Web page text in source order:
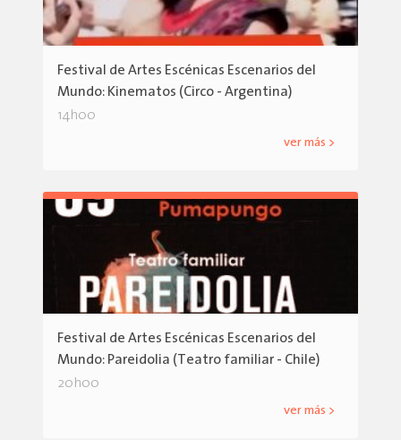
Festival de Artes Escénicas Escenarios del
Mundo: Kinematos (Circo - Argentina)
14h00
ver más >
Festival de Artes Escénicas Escenarios del
Mundo: Pareidolia (Teatro familiar - Chile)
20h00
ver más >